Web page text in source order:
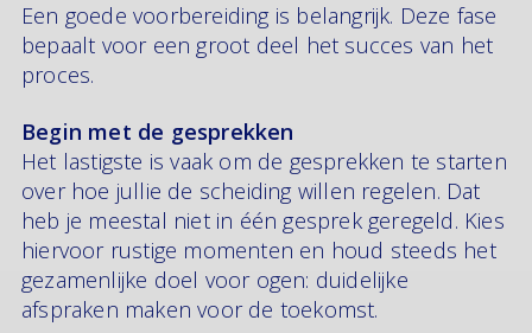
Een goede voorbereiding is belangrijk. Deze fase
bepaalt voor een groot deel het succes van het
proces.
Begin met de gesprekken
Het lastigste is vaak om de gesprekken te starten
over hoe jullie de scheiding willen regelen. Dat
heb je meestal niet in één gesprek geregeld. Kies
hiervoor rustige momenten en houd steeds het
gezamenlijke doel voor ogen: duidelijke
afspraken maken voor de toekomst.